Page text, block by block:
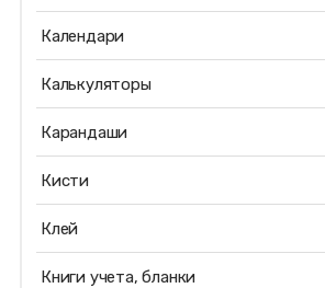
Календари
Калькуляторы
Карандаши
Кисти
Клей
Книги учета, бланки